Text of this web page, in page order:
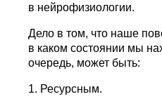
в нейрофизиологии.
Дело в том, что наше
в каком состоянии мы
очередь, может быть:
1. Ресурсным.